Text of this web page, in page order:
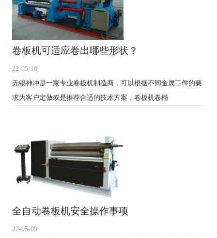
卷板机可适应卷出哪些形状？
22-05-10
无锡神冲是一家专业卷板机制造商，可以根据不同金属工件的要
求为客户定做或是推荐合适的技术方案，卷板机卷椭
全自动卷板机安全操作事项
22-05-09